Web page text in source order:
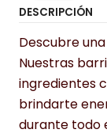
DESCRIPCIÓN
Descubre
Nuestras
ingredientes
brindarte
durante todo